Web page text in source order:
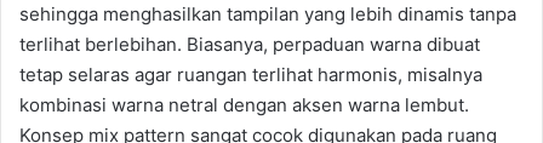
sehingga menghasilkan tampilan yang lebih dinamis tanpa
terlihat berlebihan. Biasanya, perpaduan warna dibuat
tetap selaras agar ruangan terlihat harmonis, misalnya
kombinasi warna netral dengan aksen warna lembut.
Konsep mix pattern sangat cocok digunakan pada ruang